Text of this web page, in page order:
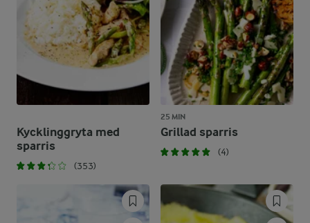
Kycklinggryta med
sparris
(353)
25 MIN
Grillad sparris
(4)